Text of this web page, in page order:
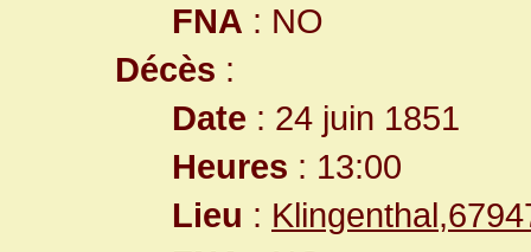
FNA : NO
Décès :
Date : 24 juin 1851
Heures : 13:00
Lieu :